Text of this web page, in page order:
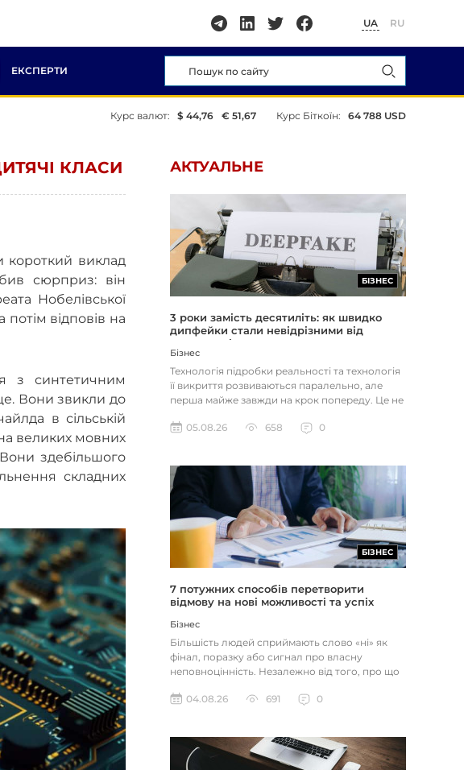
UA RU
ЕКСПЕРТИ
Курс валют: $ 44,76 € 51,67 Курс Біткоїн: 64 788 USD
КЛАСИ
короткий виклад
сюрприз: він
Нобелівської
відповів на
з синтетичним
Вони звикли до
в сільській
великих мовних
здебільшого
складних
АКТУАЛЬНЕ
БІЗНЕС
3 роки замість десятиліть: як швидко
дипфейки стали невідрізними від
реальності
Бізнес
Технологія підробки реальності та технологія
її викриття розвиваються паралельно, але
перша майже завжди на крок попереду. Це не
05.08.26
658 0
БІЗНЕС
7 потужних способів перетворити
відмову на нові можливості та успіх
Бізнес
Більшість людей сприймають слово «ні» як
фінал, поразку або сигнал про власну
неповноцінність. Незалежно від того, про що
04.08.26
691 0